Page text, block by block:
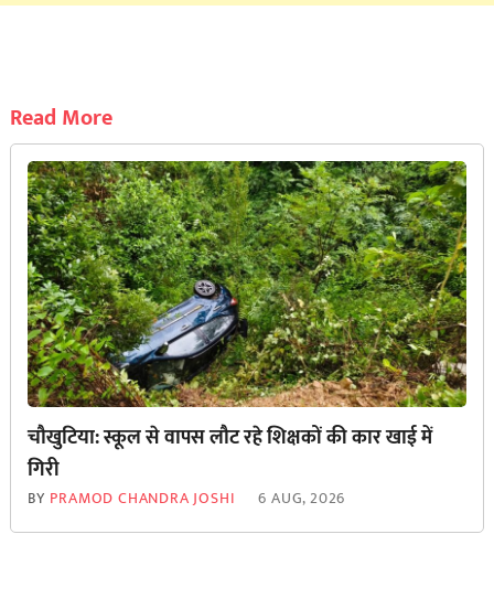
Read More
चौखुटिया: स्कूल से वापस लौट रहे शिक्षकों की कार खाई में
गिरी
BY PRAMOD CHANDRA JOSHI 6 AUG, 2026